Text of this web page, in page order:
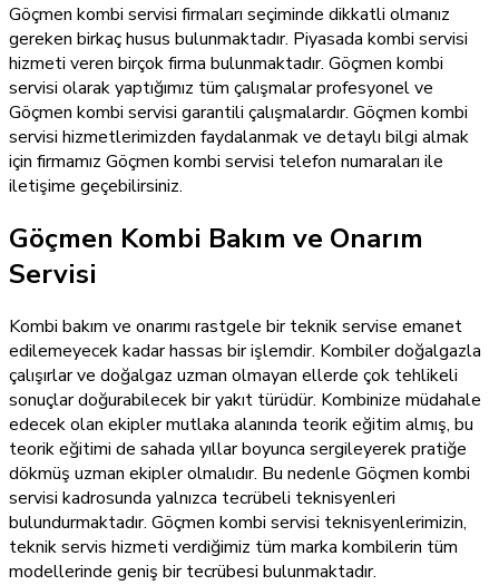
Göçmen kombi servisi firmaları seçiminde dikkatli olmanız
gereken birkaç husus bulunmaktadır. Piyasada kombi servisi
hizmeti veren birçok firma bulunmaktadır. Göçmen kombi
servisi olarak yaptığımız tüm çalışmalar profesyonel ve
Göçmen kombi servisi garantili çalışmalardır. Göçmen kombi
servisi hizmetlerimizden faydalanmak ve detaylı bilgi almak
için firmamız Göçmen kombi servisi telefon numaraları ile
iletişime geçebilirsiniz.
Göçmen Kombi Bakım ve Onarım
Servisi
Kombi bakım ve onarımı rastgele bir teknik servise emanet
edilemeyecek kadar hassas bir işlemdir. Kombiler doğalgazla
çalışırlar ve doğalgaz uzman olmayan ellerde çok tehlikeli
sonuçlar doğurabilecek bir yakıt türüdür. Kombinize müdahale
edecek olan ekipler mutlaka alanında teorik eğitim almış, bu
teorik eğitimi de sahada yıllar boyunca sergileyerek pratiğe
dökmüş uzman ekipler olmalıdır. Bu nedenle Göçmen kombi
servisi kadrosunda yalnızca tecrübeli teknisyenleri
bulundurmaktadır. Göçmen kombi servisi teknisyenlerimizin,
teknik servis hizmeti verdiğimiz tüm marka kombilerin tüm
modellerinde geniş bir tecrübesi bulunmaktadır.